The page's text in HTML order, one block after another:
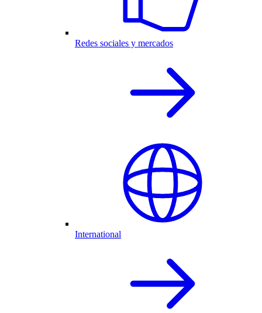
Redes sociales y mercados
International